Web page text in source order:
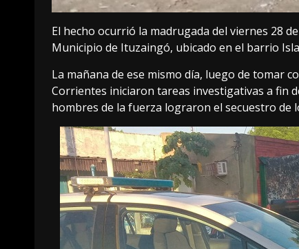
El hecho ocurrió la madrugada del viernes 28
Municipio de Ituzaingó, ubicado en el barrio
La mañana de ese mismo día, luego de tomar
Corrientes iniciaron tareas investigativas a fin
hombres de la fuerza lograron el secuestro